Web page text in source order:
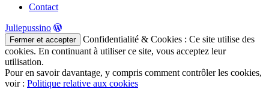
Contact
Juliepussino
Confidentialité & Cookies : Ce site utilise des
cookies. En continuant à utiliser ce site, vous acceptez leur
utilisation.
Pour en savoir davantage, y compris comment contrôler les cookies,
voir : Politique relative aux cookies